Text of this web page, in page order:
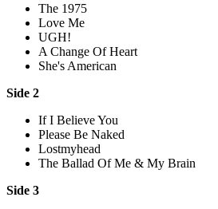
The 1975
Love Me
UGH!
A Change Of Heart
She's American
Side 2
If I Believe You
Please Be Naked
Lostmyhead
The Ballad Of Me & My Brain
Side 3